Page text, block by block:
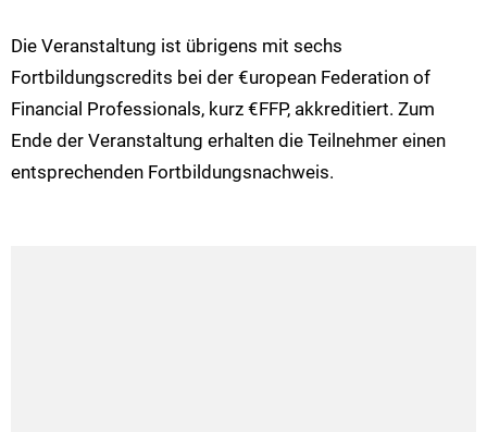
Die Veranstaltung ist übrigens mit sechs
Fortbildungscredits bei der €uropean Federation of
Financial Professionals, kurz €FFP, akkreditiert. Zum
Ende der Veranstaltung erhalten die Teilnehmer einen
entsprechenden Fortbildungsnachweis.